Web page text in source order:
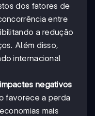
dos fatores de
entre
a redução
Além disso,
internacional
impactes negativos
favorece a perda
mais